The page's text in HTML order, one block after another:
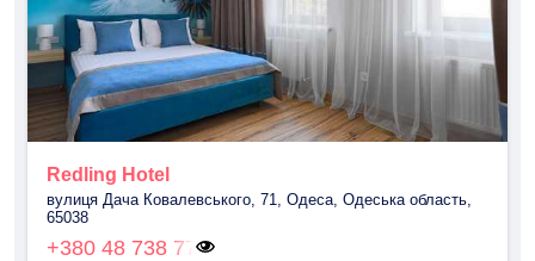
Redling Hotel
вулиця Дача Ковалевського, 71, Одеса, Одеська область,
65038
+380 48 738 77